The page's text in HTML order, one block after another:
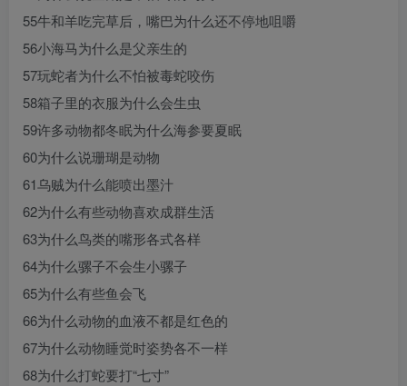
55牛和羊吃完草后，嘴巴为什么还不停地咀嚼
56小海马为什么是父亲生的
57玩蛇者为什么不怕被毒蛇咬伤
58箱子里的衣服为什么会生虫
59许多动物都冬眠为什么海参要夏眠
60为什么说珊瑚是动物
61乌贼为什么能喷出墨汁
62为什么有些动物喜欢成群生活
63为什么鸟类的嘴形各式各样
64为什么骡子不会生小骡子
65为什么有些鱼会飞
66为什么动物的血液不都是红色的
67为什么动物睡觉时姿势各不一样
68为什么打蛇要打“七寸”